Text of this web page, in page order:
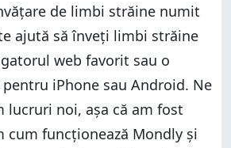
de limbi străine numit
ajută să înveți limbi străine
web favorit sau o
iPhone sau Android. Ne
lucruri noi, așa că am fost
cum funcționează Mondly și